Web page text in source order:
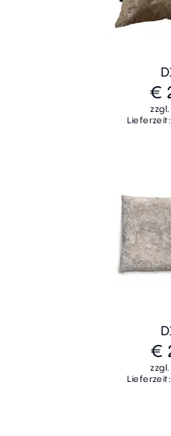
€
€